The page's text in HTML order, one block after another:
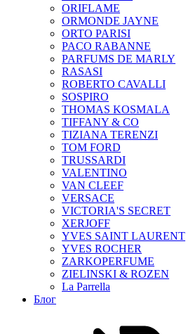
ORIFLAME
ORMONDE JAYNE
ORTO PARISI
PACO RABANNE
PARFUMS DE MARLY
RASASI
ROBERTO CAVALLI
SOSPIRO
THOMAS KOSMALA
TIFFANY & CO
TIZIANA TERENZI
TOM FORD
TRUSSARDI
VALENTINO
VAN CLEEF
VERSACE
VICTORIA'S SECRET
XERJOFF
YVES SAINT LAURENT
YVES ROCHER
ZARKOPERFUME
ZIELINSKI & ROZEN
La Parrella
Блог